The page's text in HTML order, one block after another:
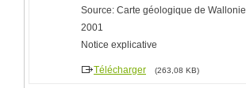
Source: Carte géologique de Wallonie
2001
Notice explicative
Télécharger (263,08 KB)